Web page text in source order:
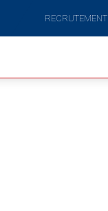
RECRUTEMENT